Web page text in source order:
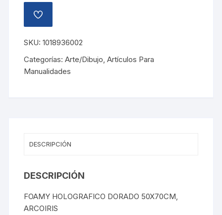
AÑADIR
A
LISTA
DE
DESEOS
SKU:1018936002
Categorías:Arte/Dibujo ,Artículos Para
Manualidades
DESCRIPCIÓN
DESCRIPCIÓN
FOAMY HOLOGRAFICO DORADO 50X70CM,
ARCOIRIS